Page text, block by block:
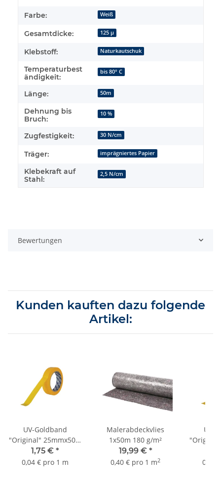
Farbe: Weiß
Gesamtdicke: 125 µ
Klebstoff: Naturkautschuk
Temperaturbest
ändigkeit:
bis 80° C
Länge: 50m
Dehnung bis
Bruch:
10 %
Zugfestigkeit: 30 N/cm
Träger: imprägniertes Papier
Klebekraft auf
Stahl:
2,5 N/cm
Bewertungen
Kunden kauften dazu folgende
Artikel:
UV-Goldband
"Original" 25mmx50m
bis 3 Monate Sorte
K055
1,75 € *
0,04 € pro 1 m
Malerabdeckvlies
1x50m 180 g/m²
19,99 € *
0,40 € pro 1 m2
UV-
0,04